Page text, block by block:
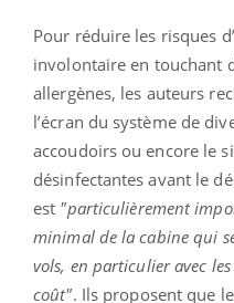
Pour réduire les risques
involontaire en touchant
allergènes, les auteurs
l’écran du système de
accoudoirs ou encore le
désinfectantes avant le
est "particulièrement
minimal de la cabine qui
vols, en particulier avec
coût". Ils proposent que